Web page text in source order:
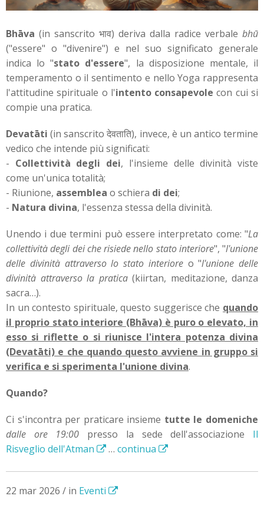
Bhāva (in sanscrito भाव) deriva dalla radice verbale bhū
("essere" o "divenire") e nel suo significato generale
indica lo "stato d'essere", la disposizione mentale, il
temperamento o il sentimento e nello Yoga rappresenta
l'attitudine spirituale o l'intento consapevole con cui si
compie una pratica.
Devatāti (in sanscrito देवताति), invece, è un antico termine
vedico che intende più significati:
- Collettività degli dei, l'insieme delle divinità viste
come un'unica totalità;
- Riunione, assemblea o schiera di dei;
- Natura divina, l'essenza stessa della divinità.
Unendo i due termini può essere interpretato come: "La
collettività degli dei che risiede nello stato interiore", "l'unione
delle divinità attraverso lo stato interioreo "l'unione delle
divinità attraverso la pratica(kiirtan, meditazione, danza
sacra…).
In un contesto spirituale, questo suggerisce che quando
il proprio stato interiore (Bhāva) è puro o elevato, in
esso si riflette o si riunisce l'intera potenza divina
(Devatāti) e che quando questo avviene in gruppo si
verifica e si sperimenta l'unione divina.
Quando?
Ci s'incontra per praticare insieme tutte le domeniche
dalle ore 19:00 presso la sede dell'associazione Il
Risveglio dell'Atman
… continua
22 mar 2026 / in Eventi